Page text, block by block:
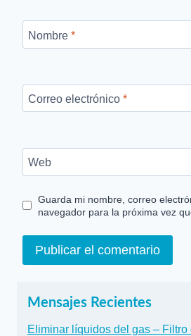
Nombre *
Correo electrónico *
Web
Guarda mi nombre, correo
navegador para la próxima vez
Mensajes Recientes
Eliminar líquidos del gas – Filtro